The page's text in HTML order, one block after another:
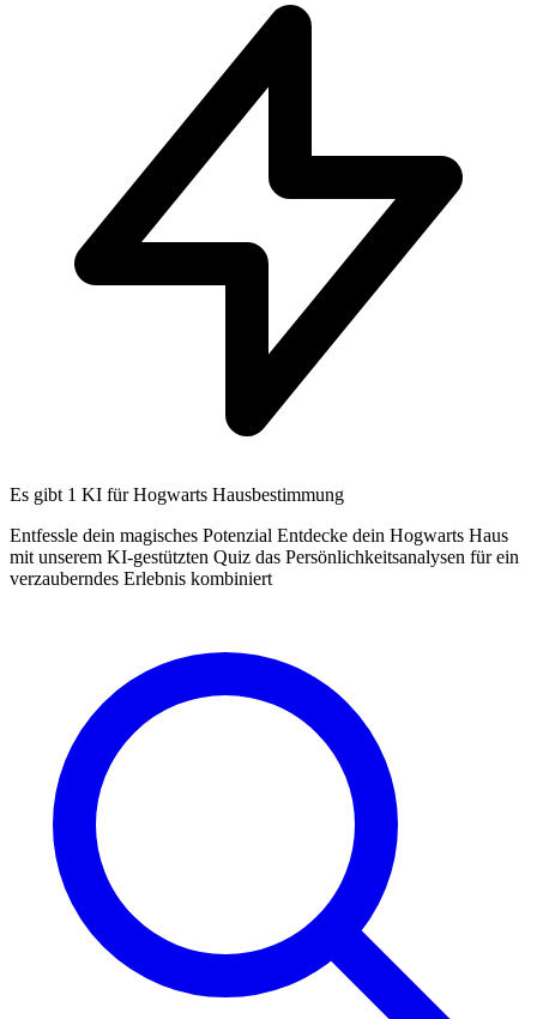
Es gibt 1 KI für Hogwarts Hausbestimmung
Entfessle dein magisches Potenzial Entdecke dein Hogwarts Haus
mit unserem KI-gestützten Quiz das Persönlichkeitsanalysen für ein
verzauberndes Erlebnis kombiniert